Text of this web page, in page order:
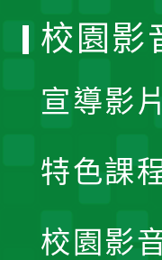
校園影
宣導影片
特色課
校園影